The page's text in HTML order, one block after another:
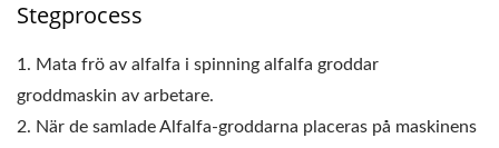
Stegprocess
1. Mata frö av alfalfa i spinning alfalfa groddar
groddmaskin av arbetare.
2. När de samlade Alfalfa-groddarna placeras på maskinens